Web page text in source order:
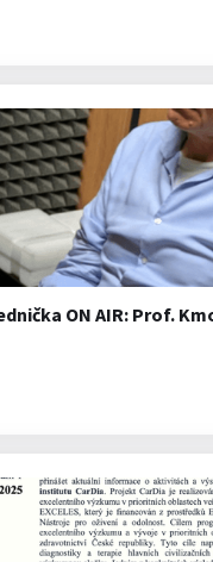
ON AIR: Prof.